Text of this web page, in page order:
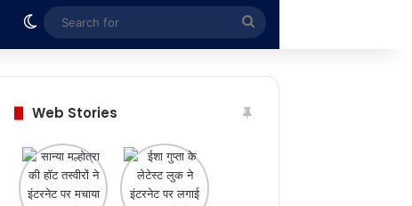
Switch skin
Search
for
Web Stories